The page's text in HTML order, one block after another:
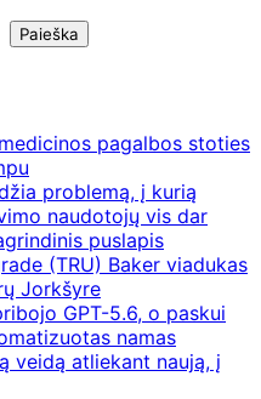
Paieška
pagalbos stoties
problemą, į kurią
naudotojų vis dar
puslapis
(TRU) Baker viadukas
Jorkšyre
GPT-5.6, o paskui
namas
veidą atliekant naują, į